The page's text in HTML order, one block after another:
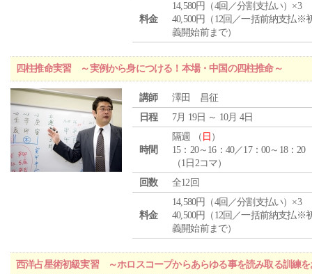
料金
14,580円（4回／分割支払い）×3
40,500円（12回／一括前納支払※
義開始前まで）
四柱推命実習 ～実例から身につける！本場・中国の四柱推命～
講師
澤田 昌征
日程
7月 19日 ～ 10月 4日
時間
隔週 （ 日 ）
15：20～16：40／17：00～18：20
（1日2コマ）
回数
全12回
料金
14,580円（4回／分割支払い）×3
40,500円（12回／一括前納支払※
義開始前まで）
西洋占星術初級実習 ～ホロスコープからあらゆる事を読み取る訓練を